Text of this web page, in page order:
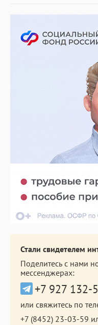
Стали свидетелем
Поделитесь с нами
мессенджерах:
+7 927 132-
или свяжитесь по
+7 (8452) 23-03-59